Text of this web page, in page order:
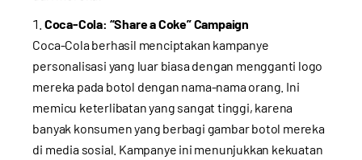
Coca-Cola: “Share a Coke” Campaign
Coca-Cola berhasil menciptakan kampanye
personalisasi yang luar biasa dengan mengganti logo
mereka pada botol dengan nama-nama orang. Ini
memicu keterlibatan yang sangat tinggi, karena
banyak konsumen yang berbagi gambar botol mereka
di media sosial. Kampanye ini menunjukkan kekuatan